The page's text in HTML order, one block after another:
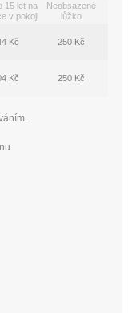
15 let na
v pokoji
Neobsazené
lůžko
Kč 250 Kč
Kč 250 Kč